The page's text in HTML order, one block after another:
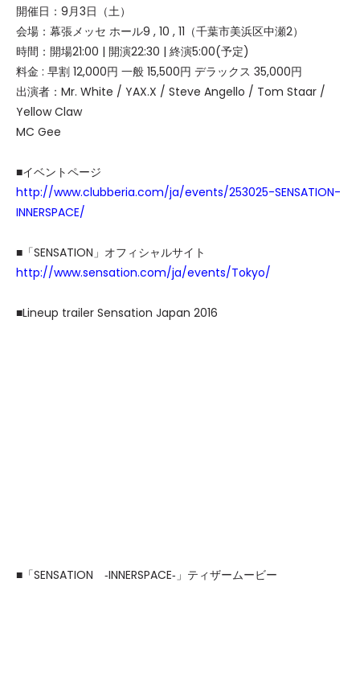
開催日：9月3日（土）
会場：幕張メッセ ホール9 , 10 , 11（千葉市美浜区中瀬2）
時間：開場21:00 | 開演22:30 | 終演5:00(予定)
料金 : 早割 12,000円 一般 15,500円 デラックス 35,000円
出演者：Mr. White / YAX.X / Steve Angello / Tom Staar /
Yellow Claw
MC Gee
■イベントページ
http://www.clubberia.com/ja/events/253025-SENSATION-
INNERSPACE/
■「SENSATION」オフィシャルサイト
http://www.sensation.com/ja/events/Tokyo/
■Lineup trailer Sensation Japan 2016
■「SENSATION ‐INNERSPACE‐」ティザームービー